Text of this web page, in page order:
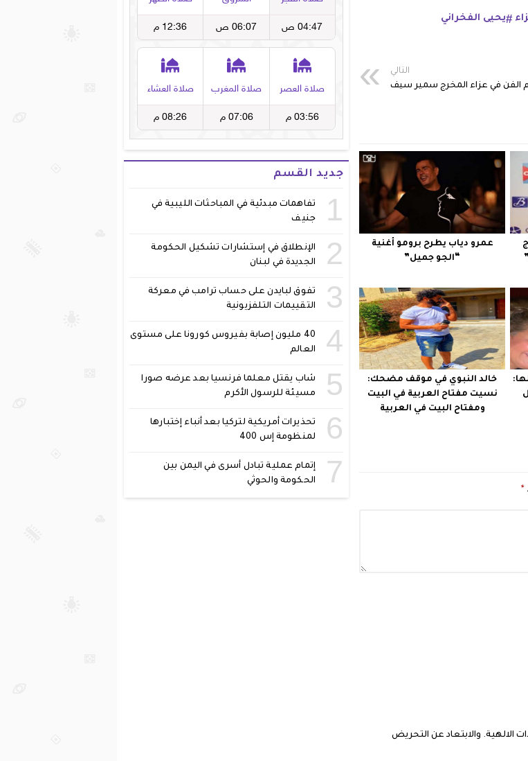
يحيى الفخراني
التالي
الفن في عزاء المخرج سمير سيف
عمرو دياب يطرح برومو أغنية
“الجو جميل”
خالد النبوي في موقف مضحك:
نسيت مفتاح العربية في البيت
ومفتاح البيت في العربية
*
الالهية. والابتعاد عن التحريض
جديد القسم
1
تفاهمات مبدئية في المباحثات الليبية في
جنيف
2
الإنطلاق في إستشارات تشكيل الحكومة
الجديدة في لبنان
3
تفوق لبايدن على حساب ترامب في معركة
التقييمات التلفزيونية
4
40 مليون إصابة بفيروس كورونا على مستوى
العالم
5
شاب يقتل معلما فرنسيا بعد عرضه صورا
مسيئة للرسول الأكرم
6
تحذيرات أمريكية لتركيا بعد أنباء إختبارها
لمنظومة إس 400
7
إتمام عملية تبادل أسرى في اليمن بين
الحكومة والحوثي